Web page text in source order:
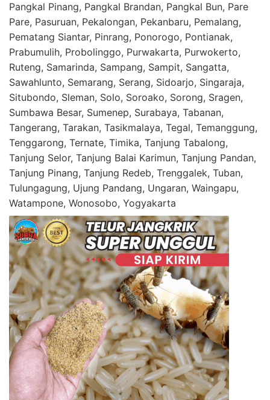
Pangkal Pinang, Pangkal Brandan, Pangkal Bun, Pare
Pare, Pasuruan, Pekalongan, Pekanbaru, Pemalang,
Pematang Siantar, Pinrang, Ponorogo, Pontianak,
Prabumulih, Probolinggo, Purwakarta, Purwokerto,
Ruteng, Samarinda, Sampang, Sampit, Sangatta,
Sawahlunto, Semarang, Serang, Sidoarjo, Singaraja,
Situbondo, Sleman, Solo, Soroako, Sorong, Sragen,
Sumbawa Besar, Sumenep, Surabaya, Tabanan,
Tangerang, Tarakan, Tasikmalaya, Tegal, Temanggung,
Tenggarong, Ternate, Timika, Tanjung Tabalong,
Tanjung Selor, Tanjung Balai Karimun, Tanjung Pandan,
Tanjung Pinang, Tanjung Redeb, Trenggalek, Tuban,
Tulungagung, Ujung Pandang, Ungaran, Waingapu,
Watampone, Wonosobo, Yogyakarta